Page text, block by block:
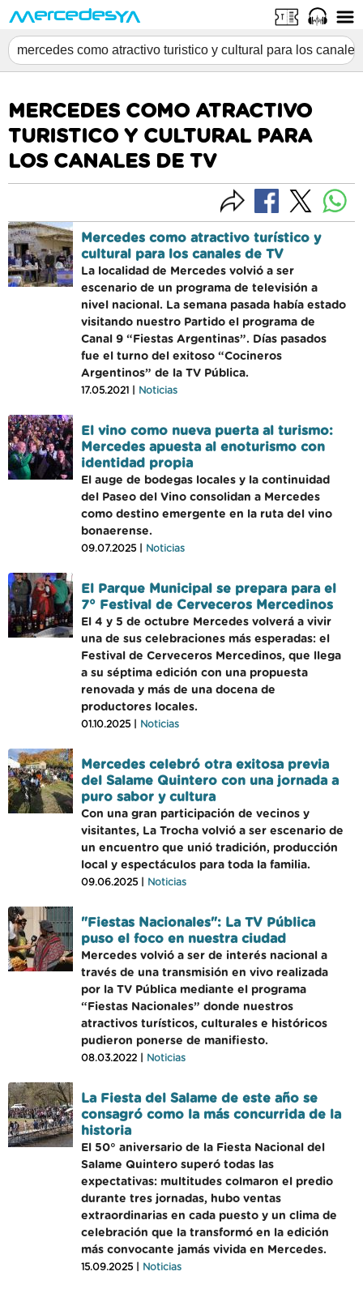
MERCEDES COMO ATRACTIVO
TURISTICO Y CULTURAL PARA
LOS CANALES DE TV
Mercedes como atractivo turístico y
cultural para los canales de TV
La localidad de Mercedes volvió a ser
escenario de un programa de televisión a
nivel nacional. La semana pasada había estado
visitando nuestro Partido el programa de
Canal 9 “Fiestas Argentinas”. Días pasados
fue el turno del exitoso “Cocineros
Argentinos” de la TV Pública.
17.05.2021 | Noticias
El vino como nueva puerta al turismo:
Mercedes apuesta al enoturismo con
identidad propia
El auge de bodegas locales y la continuidad
del Paseo del Vino consolidan a Mercedes
como destino emergente en la ruta del vino
bonaerense.
09.07.2025 | Noticias
El Parque Municipal se prepara para el
7° Festival de Cerveceros Mercedinos
El 4 y 5 de octubre Mercedes volverá a vivir
una de sus celebraciones más esperadas: el
Festival de Cerveceros Mercedinos, que llega
a su séptima edición con una propuesta
renovada y más de una docena de
productores locales.
01.10.2025 | Noticias
Mercedes celebró otra exitosa previa
del Salame Quintero con una jornada a
puro sabor y cultura
Con una gran participación de vecinos y
visitantes, La Trocha volvió a ser escenario de
un encuentro que unió tradición, producción
local y espectáculos para toda la familia.
09.06.2025 | Noticias
"Fiestas Nacionales": La TV Pública
puso el foco en nuestra ciudad
Mercedes volvió a ser de interés nacional a
través de una transmisión en vivo realizada
por la TV Pública mediante el programa
“Fiestas Nacionales” donde nuestros
atractivos turísticos, culturales e históricos
pudieron ponerse de manifiesto.
08.03.2022 | Noticias
La Fiesta del Salame de este año se
consagró como la más concurrida de la
historia
El 50° aniversario de la Fiesta Nacional del
Salame Quintero superó todas las
expectativas: multitudes colmaron el predio
durante tres jornadas, hubo ventas
extraordinarias en cada puesto y un clima de
celebración que la transformó en la edición
más convocante jamás vivida en Mercedes.
15.09.2025 | Noticias